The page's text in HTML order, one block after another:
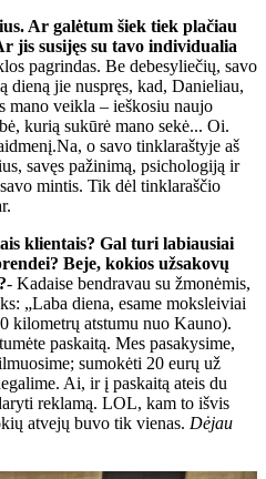
Ar galėtum šiek tiek plačiau
jis susijęs su tavo individualia
pagrindas. Be debesyliečių, savo
dieną jie nuspręs, kad, Danieliau,
mano veikla – ieškosiu naujo
kurią sukūrė mano sekė... Oi.
o savo tinklaraštyje aš
savęs pažinimą, psichologiją ir
mintis. Tik dėl tinklaraščio
klientais? Gal turi labiausiai
Beje, kokios užsakovų
- Kadaise bendravau su žmonėmis,
„Laba diena, esame moksleiviai
kilometrų atstumu nuo Kauno).
paskaitą. Mes pasakysime,
sumokėti 20 eurų už
Ai, ir į paskaitą ateis du
reklamą. LOL, kam to išvis
atvejų buvo tik vienas. Dėjau